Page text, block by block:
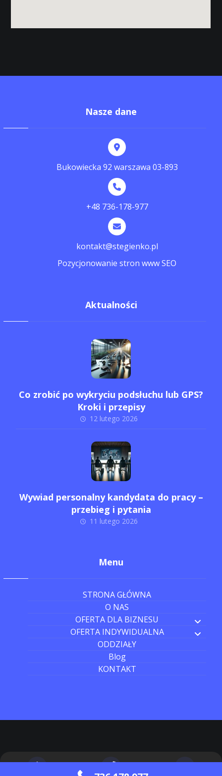
Nasze dane
Bukowiecka 92 warszawa 03-893
+48 736-178-977
kontakt@stegienko.pl
Pozycjonowanie stron www SEO
Aktualności
Co zrobić po wykryciu podsłuchu lub GPS?
Kroki i przepisy
12 lutego 2026
Wywiad personalny kandydata do pracy –
przebieg i pytania
11 lutego 2026
Menu
STRONA GŁÓWNA
O NAS
OFERTA DLA BIZNESU
OFERTA INDYWIDUALNA
ODDZIAŁY
Blog
KONTAKT